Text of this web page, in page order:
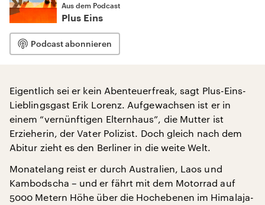
Aus dem Podcast
Plus Eins
Podcast abonnieren
Eigentlich sei er kein Abenteuerfreak, sagt Plus-Eins-
Lieblingsgast Erik Lorenz. Aufgewachsen ist er in
einem “vernünftigen Elternhaus”, die Mutter ist
Erzieherin, der Vater Polizist. Doch gleich nach dem
Abitur zieht es den Berliner in die weite Welt.
Monatelang reist er durch Australien, Laos und
Kambodscha – und er fährt mit dem Motorrad auf
5000 Metern Höhe über die Hochebenen im Himalaja-